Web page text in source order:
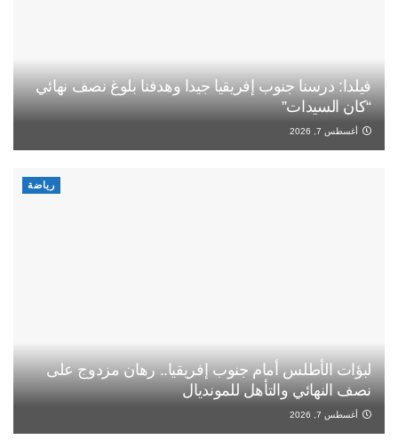
فيلدا: درسنا جنوب إفريقيا جيدا وهدفنا بلوغ نصف نهائي
“كان السيدات”
أغسطس 7, 2026
رياضة
لبؤات الأطلس أمام جنوب إفريقيا.. رهان مزدوج على
نصف النهائي والتأهل للمونديال
أغسطس 7, 2026